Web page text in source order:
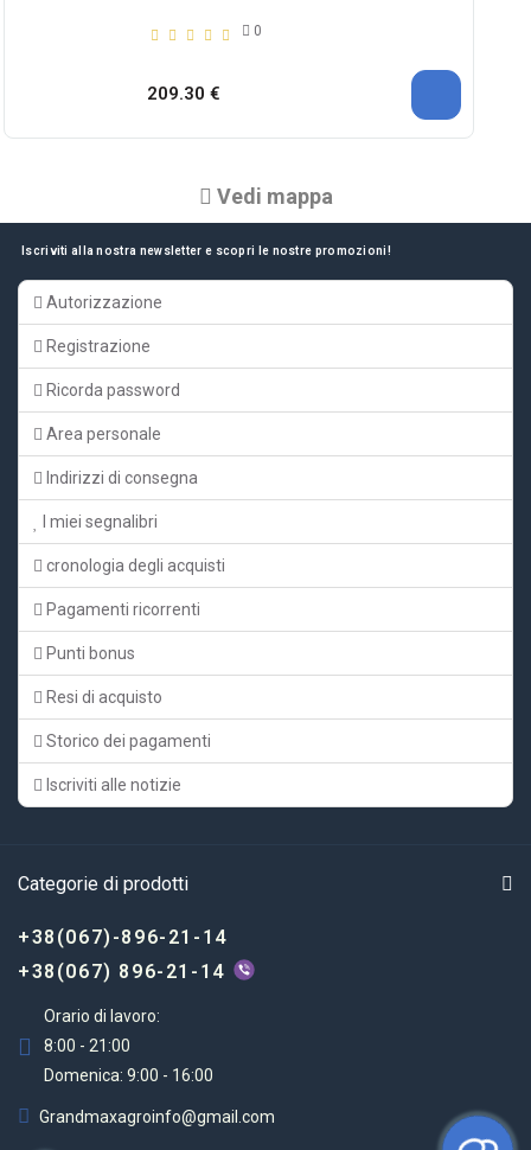
0
209.30 €
Vedi mappa
Iscriviti alla nostra newsletter e scopri le nostre promozioni!
Autorizzazione
Registrazione
Ricorda password
Area personale
Indirizzi di consegna
I miei segnalibri
cronologia degli acquisti
Pagamenti ricorrenti
Punti bonus
Resi di acquisto
Storico dei pagamenti
Iscriviti alle notizie
Categorie di prodotti
+38(067)-896-21-14
+38(067) 896-21-14
Orario di lavoro:
8:00 - 21:00
Domenica: 9:00 - 16:00
Grandmaxagroinfo@gmail.com